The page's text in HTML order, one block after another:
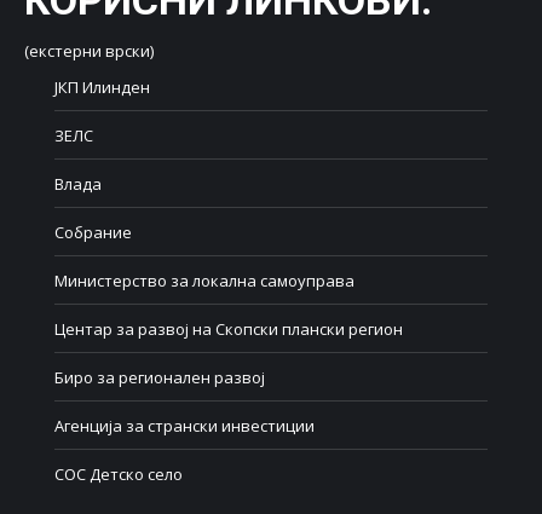
(екстерни врски)
ЈКП Илинден
ЗЕЛС
Влада
Собрание
Министерство за локална самоуправа
Центар за развој на Скопски плански регион
Биро за регионален развој
Агенција за странски инвестиции
СОС Детско село